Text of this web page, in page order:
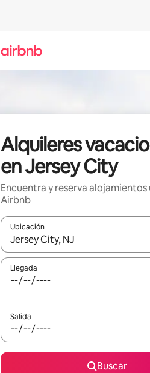
Alquileres
en Jersey City
Encuentra y reserva alojamientos
Airbnb
Ubicación
Cuando los resultados estén
Llegada
Salida
Buscar